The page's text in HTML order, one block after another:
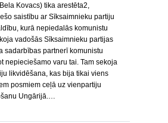
Kovacs) tika arestēta2,
saistību ar Sīksaimnieku partiju
kurā nepiedalās komunistu
vadošās Sīksaimnieku partijas
sadarbības partnerī komunistu
nepieciešamo varu tai. Tam sekoja
likvidēšana, kas bija tikai viens
posmiem ceļā uz vienpartiju
Ungārijā.…